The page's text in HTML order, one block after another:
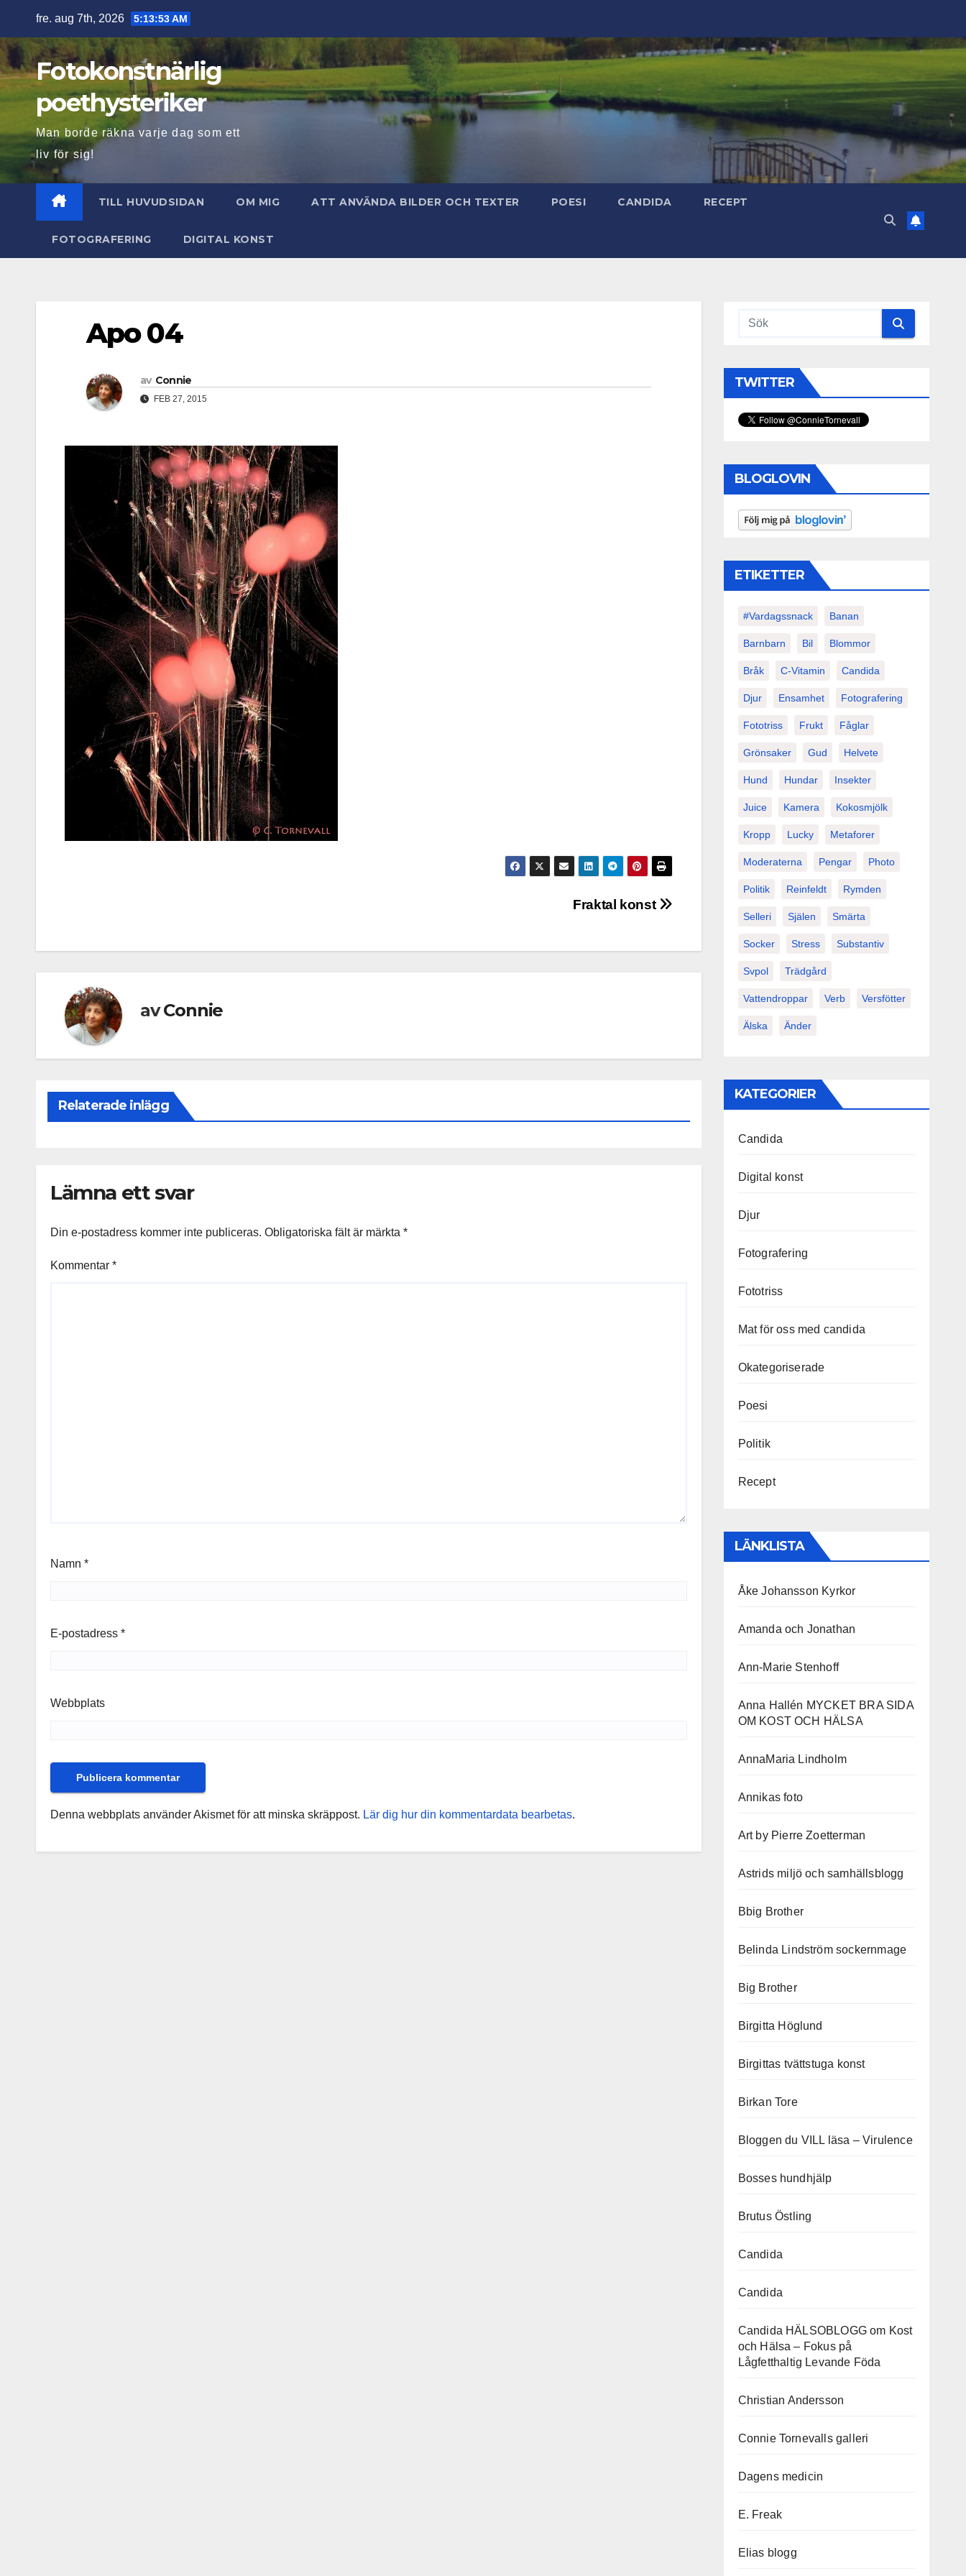
innehåll
fre. aug 7th, 2026 5:13:54 AM
Fotokonstnärlig
poethysteriker
Man borde räkna varje dag som ett
liv för sig!
TILL HUVUDSIDAN OM MIG ATT ANVÄNDA BILDER OCH TEXTER POESI CANDIDA RECEPT
FOTOGRAFERING DIGITAL KONST
Apo 04
av Connie
FEB 27, 2015
Fraktal konst
avConnie
Relaterade inlägg
Lämna ett svar
Din e-postadress kommer inte publiceras. Obligatoriska fält är märkta *
Kommentar *
Namn *
E-postadress *
Webbplats
Denna webbplats använder Akismet för att minska skräppost. Lär dig hur din kommentardata bearbetas.
TWITTER
BLOGLOVIN
ETIKETTER
#vardagssnack Banan
Barnbarn Bil Blommor
Bråk C-Vitamin Candida
Djur Ensamhet Fotografering
Fototriss Frukt Fåglar
Grönsaker Gud Helvete
Hund Hundar Insekter
Juice Kamera Kokosmjölk
Kropp Lucky Metaforer
Moderaterna Pengar Photo
Politik Reinfeldt Rymden
Selleri Själen Smärta
Socker Stress Substantiv
Svpol Trädgård
Vattendroppar Verb Versfötter
Älska Änder
KATEGORIER
Candida
Digital konst
Djur
Fotografering
Fototriss
Mat för oss med candida
Okategoriserade
Poesi
Politik
Recept
LÄNKLISTA
Åke Johansson Kyrkor
Amanda och Jonathan
Ann-Marie Stenhoff
Anna Hallén MYCKET BRA SIDA
OM KOST OCH HÄLSA
AnnaMaria Lindholm
Annikas foto
Art by Pierre Zoetterman
Astrids miljö och samhällsblogg
Bbig Brother
Belinda Lindström sockernmage
Big Brother
Birgitta Höglund
Birgittas tvättstuga konst
Birkan Tore
Bloggen du VILL läsa – Virulence
Bosses hundhjälp
Brutus Östling
Candida
Candida
Candida HÄLSOBLOGG om Kost
och Hälsa – Fokus på
Lågfetthaltig Levande Föda
Christian Andersson
Connie Tornevalls galleri
Dagens medicin
E. Freak
Elias blogg